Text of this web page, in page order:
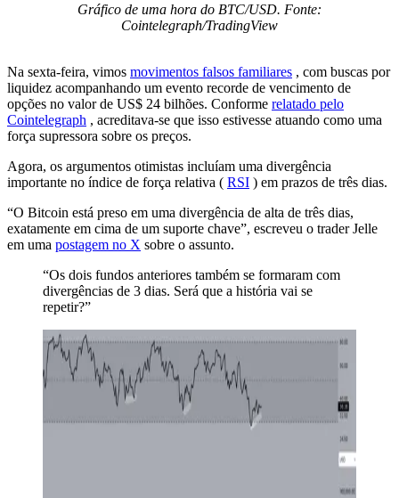
Gráfico de uma hora do BTC/USD. Fonte:
Cointelegraph/TradingView
Na sexta-feira, vimos movimentos falsos familiares , com buscas por
liquidez acompanhando um evento recorde de vencimento de
opções no valor de US$ 24 bilhões. Conforme relatado pelo
Cointelegraph , acreditava-se que isso estivesse atuando como uma
força supressora sobre os preços.
Agora, os argumentos otimistas incluíam uma divergência
importante no índice de força relativa ( RSI ) em prazos de três dias.
“O Bitcoin está preso em uma divergência de alta de três dias,
exatamente em cima de um suporte chave”, escreveu o trader Jelle
em uma postagem no X sobre o assunto.
“Os dois fundos anteriores também se formaram com
divergências de 3 dias. Será que a história vai se
repetir?”